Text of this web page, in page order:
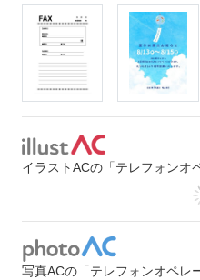
イラストACの「テレフォンオ
写真ACの「テレフォンオペレ